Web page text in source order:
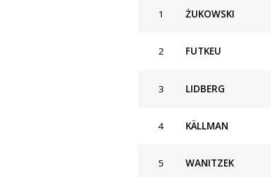
1 ŻUKOWSKI
2 FUTKEU
3 LIDBERG
4 KÄLLMAN
5 WANITZEK